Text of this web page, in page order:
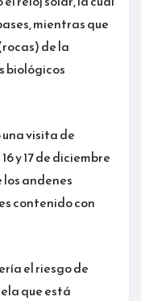
mientras que
de la
biológicos
visita de
y 17 de diciembre
andenes
contenido con
el riesgo de
que está